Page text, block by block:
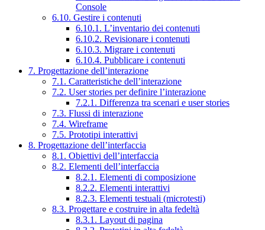
Console
6.10. Gestire i contenuti
6.10.1. L’inventario dei contenuti
6.10.2. Revisionare i contenuti
6.10.3. Migrare i contenuti
6.10.4. Pubblicare i contenuti
7. Progettazione dell’interazione
7.1. Caratteristiche dell’interazione
7.2. User stories per definire l’interazione
7.2.1. Differenza tra scenari e user stories
7.3. Flussi di interazione
7.4. Wireframe
7.5. Prototipi interattivi
8. Progettazione dell’interfaccia
8.1. Obiettivi dell’interfaccia
8.2. Elementi dell’interfaccia
8.2.1. Elementi di composizione
8.2.2. Elementi interattivi
8.2.3. Elementi testuali (microtesti)
8.3. Progettare e costruire in alta fedeltà
8.3.1. Layout di pagina